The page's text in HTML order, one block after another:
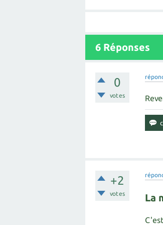
6 Réponses
0
votes
+2
votes La